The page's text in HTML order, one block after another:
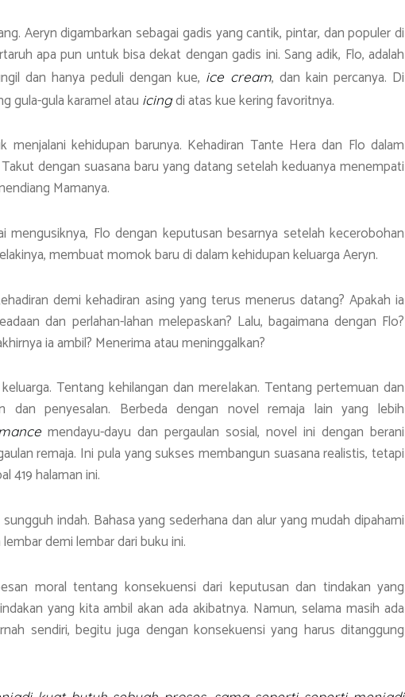
Aeryn digambarkan sebagai gadis yang cantik, pintar, dan populer di
apa pun untuk bisa dekat dengan gadis ini. Sang adik, Flo, adalah
dan hanya peduli dengan kue, ice cream, dan kain percanya. Di
gula-gula karamel atau icingdi atas kue kering favoritnya.
kehidupan barunya. Kehadiran Tante Hera dan Flo dalam
dengan suasana baru yang datang setelah keduanya menempati
Mamanya.
mengusiknya, Flo dengan keputusan besarnya setelah kecerobohan
membuat momok baru di dalam kehidupan keluarga Aeryn.
demi kehadiran asing yang terus menerus datang? Apakah ia
dan perlahan-lahan melepaskan? Lalu, bagaimana dengan Flo?
ia ambil? Menerima atau meninggalkan?
Tentang kehilangan dan merelakan. Tentang pertemuan dan
dan penyesalan. Berbeda dengan novel remaja lain yang lebih
mendayu-dayu dan pergaulan sosial, novel ini dengan berani
remaja. Ini pula yang sukses membangun suasana realistis, tetapi
419 halaman ini.
indah. Bahasa yang sederhana dan alur yang mudah dipahami
demi lembar dari buku ini.
moral tentang konsekuensi dari keputusan dan tindakan yang
yang kita ambil akan ada akibatnya. Namun, selama masih ada
sendiri, begitu juga dengan konsekuensi yang harus ditanggung